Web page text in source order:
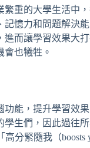
重的大學生活中
憶力和問題解決
進而讓學習效果大
也犧牲。
能，提升學習效
學生們，因此過往
分緊隨我（boosts